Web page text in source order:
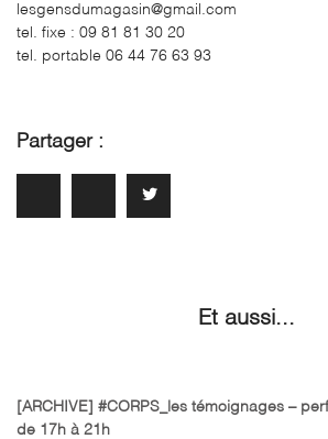
Et aussi...
[ARCHIVE] #CORPS_les témoignages –
de 17h à 21h
lesgensdumagasin@gmail.com
tel. fixe : 09 81 81 30 20
tel. portable 06 44 76 63 93
Partager :